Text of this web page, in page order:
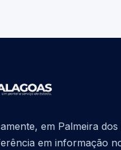
em Palmeira
em informação